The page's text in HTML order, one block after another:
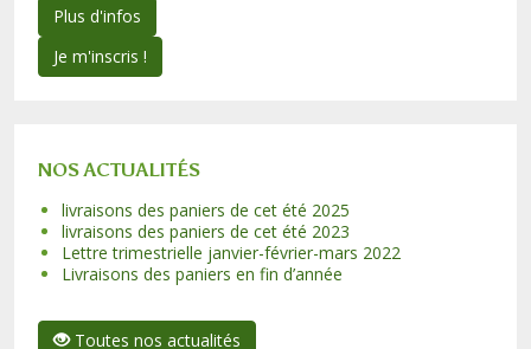
Plus d'infos
Je m'inscris !
NOS ACTUALITÉS
livraisons des paniers de cet été 2025
livraisons des paniers de cet été 2023
Lettre trimestrielle janvier-février-mars 2022
Livraisons des paniers en fin d’année
Toutes nos actualités